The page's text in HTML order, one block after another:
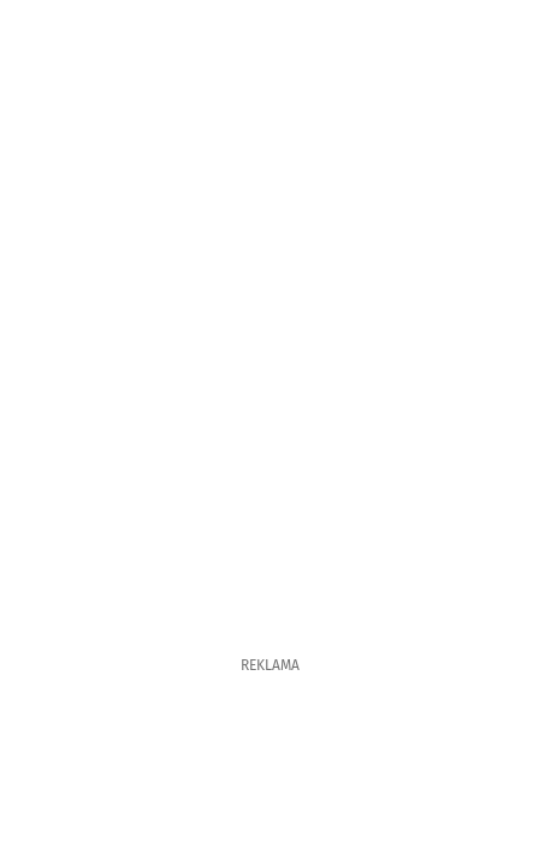
REKLAMA